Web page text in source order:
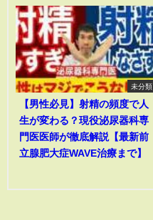
未分類
【男性必見】射精の頻度で人
生が変わる？現役泌尿器科専
門医医師が徹底解説【最新前
立腺肥大症WAVE治療まで】